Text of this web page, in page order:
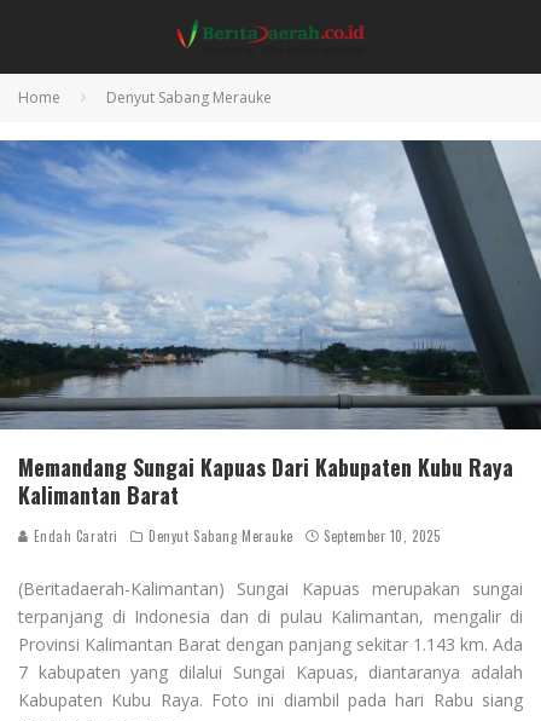
Home Denyut Sabang Merauke
Memandang Sungai Kapuas Dari Kabupaten Kubu Raya
Kalimantan Barat
Endah Caratri Denyut Sabang Merauke September 10, 2025
(Beritadaerah-Kalimantan) Sungai Kapuas merupakan sungai
terpanjang di Indonesia dan di pulau Kalimantan, mengalir di
Provinsi Kalimantan Barat dengan panjang sekitar 1.143 km. Ada
7 kabupaten yang dilalui Sungai Kapuas, diantaranya adalah
Kabupaten Kubu Raya. Foto ini diambil pada hari Rabu siang